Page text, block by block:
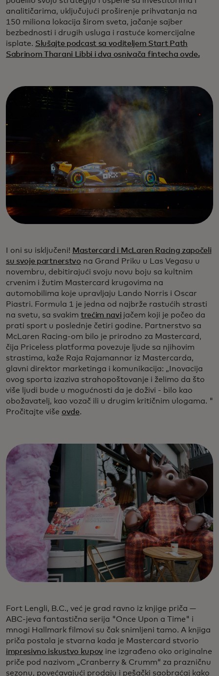
analitičarima, uključujući proširenje prihvatanja na
150 miliona lokacija širom sveta, jačanje sajber
bezbednosti i drugih usluga i rastuće komercijalne
isplate. Slušajte podcast sa voditeljem Start Path
Sabrinom Tharani Libbi i dva osnivača fintecha ovde.
I oni su isključeni! Mastercard i McLaren Racing započeli
su svoje partnerstvo na Grand Priku u Las Vegasu u
novembru, debitirajući svoju novu boju sa kultnim
crvenim i žutim Mastercard krugovima na
automobilima koje upravljaju Lando Norris i Oscar
Piastri. Formula 1 je jedna od najbrže rastućih strasti
na svetu, sa svakim trećim navi jačem koji je počeo da
prati sport u poslednje četiri godine. Partnerstvo sa
McLaren Racing-om bilo je prirodno za Mastercard,
čija Priceless platforma povezuje ljude sa njihovim
strastima, kaže Raja Rajamannar iz Mastercarda,
glavni direktor marketinga i komunikacija: „Inovacija
ovog sporta izaziva strahopoštovanje i želimo da što
više ljudi bude u mogućnosti da je doživi - bilo kao
obožavatelj, kao vozač ili u drugim kritičnim ulogama. "
Pročitajte više ovde.
Fort Lengli, B.C., već je grad ravno iz knjige priča —
ABC-jeva fantastična serija "Once Upon a Time" i
mnogi Hallmark filmovi su čak snimljeni tamo. A knjiga
priča postala je stvarna kada je Mastercard stvorio
impresivno iskustvo kupov ine izgrađeno oko originalne
priče pod nazivom „Cranberry & Crumm“ za prazničnu
sezonu, povećavajući prodaju i pešački saobraćaj kako